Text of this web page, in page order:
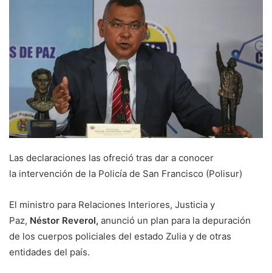
Las declaraciones las ofreció tras dar a conocer
la intervención de la Policía de San Francisco (Polisur)
El ministro para Relaciones Interiores, Justicia y
Paz, Néstor Reverol, anunció un plan para la depuración
de los cuerpos policiales del estado Zulia y de otras
entidades del país.